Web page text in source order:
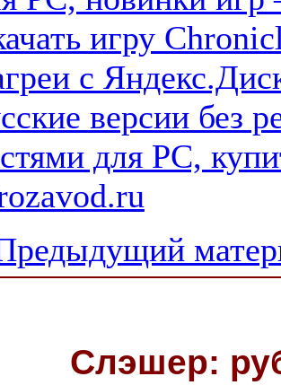
игру
с
версии без
для PC,
Слэшер: